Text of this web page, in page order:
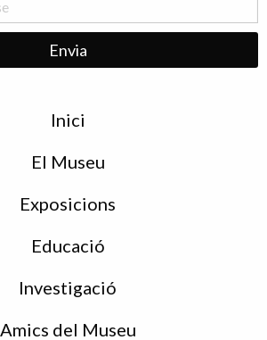
Inici
El Museu
Exposicions
Educació
Investigació
Amics del Museu